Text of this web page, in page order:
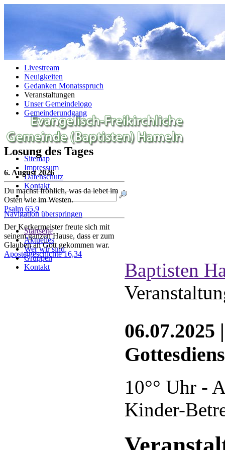
Sitemap
Impressum
Datenschutz
Kontakt
Navigation überspringen
Startseite
Aktuelles
Wer wir sind
Gruppen
Kontakt
Navigation überspringen
Livestream
Neuigkeiten
Gedanken Monatsspruch
Veranstaltungen
Unser Gemeindelogo
Gemeinderundgang
Losung des Tages
6. August 2026
Du machst fröhlich, was da lebet im
Osten wie im Westen.
Psalm 65,9
Der Kerkermeister freute sich mit
seinem ganzen Hause, dass er zum
Glauben an Gott gekommen war.
Apostelgeschichte 16,34
Baptisten
06.07.2025
10°° Uhr -
Kinder-